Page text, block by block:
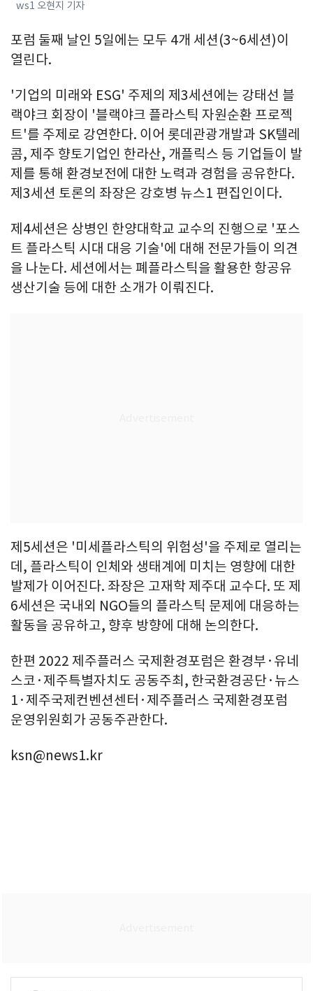
ws1 오현지 기자
포럼 둘째 날인 5일에는 모두 4개 세션(3~6세션)이
열린다.
'기업의 미래와 ESG' 주제의 제3세션에는 강태선 블
랙야크 회장이 '블랙야크 플라스틱 자원순환 프로젝
트'를 주제로 강연한다. 이어 롯데관광개발과 SK텔레
콤, 제주 향토기업인 한라산, 개플릭스 등 기업들이 발
제를 통해 환경보전에 대한 노력과 경험을 공유한다.
제3세션 토론의 좌장은 강호병 뉴스1 편집인이다.
제4세션은 상병인 한양대학교 교수의 진행으로 '포스
트 플라스틱 시대 대응 기술'에 대해 전문가들이 의견
을 나눈다. 세션에서는 폐플라스틱을 활용한 항공유
생산기술 등에 대한 소개가 이뤄진다.
제5세션은 '미세플라스틱의 위험성'을 주제로 열리는
데, 플라스틱이 인체와 생태계에 미치는 영향에 대한
발제가 이어진다. 좌장은 고재학 제주대 교수다. 또 제
6세션은 국내외 NGO들의 플라스틱 문제에 대응하는
활동을 공유하고, 향후 방향에 대해 논의한다.
한편 2022 제주플러스 국제환경포럼은 환경부·유네
스코·제주특별자치도 공동주최, 한국환경공단·뉴스
1·제주국제컨벤션센터·제주플러스 국제환경포럼
운영위원회가 공동주관한다.
ksn@news1.kr